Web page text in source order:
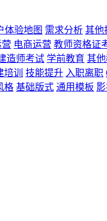
体验地图 需求分析 其他
电商运营 教师资格证
造师考试 学前教育 其
培训 技能提升 入职离职
格 基础版式 通用模板